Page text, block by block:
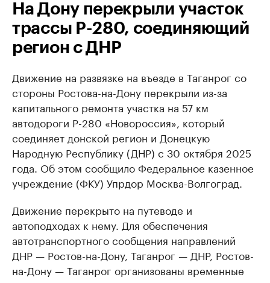
На Дону перекрыли участок
трассы Р-280, соединяющий
регион с ДНР
Движение на развязке на въезде в Таганрог со
стороны Ростова-на-Дону перекрыли из-за
капитального ремонта участка на 57 км
автодороги Р-280 «Новороссия», который
соединяет донской регион и Донецкую
Народную Республику (ДНР) с 30 октября 2025
года. Об этом сообщило Федеральное казенное
учреждение (ФКУ) Упрдор Москва-Волгоград.
Движение перекрыто на путеводе и
автоподходах к нему. Для обеспечения
автотранспортного сообщения направлений
ДНР — Ростов-на-Дону, Таганрог — ДНР, Ростов-
на-Дону — Таганрог организованы временные